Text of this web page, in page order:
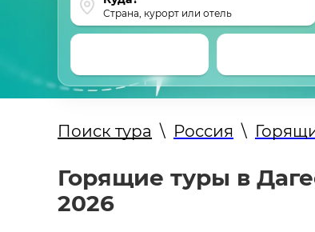
Страна, курорт или отель
Поиск тура \ Россия \
Горящие туры в
2026